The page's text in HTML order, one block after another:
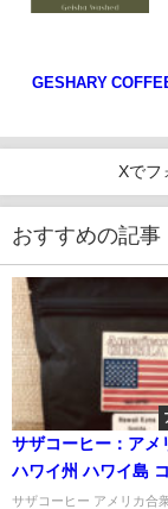
GESHARY
Xでフ
おすすめの記事
サザコーヒー：アメ
ハワイ州 ハワイ島
ーンウェル農園 ゲ
サザコーヒー アメリカ合